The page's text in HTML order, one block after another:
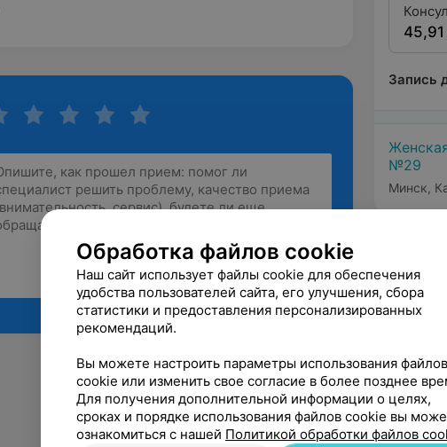
Рекомендую
Запись
№29
Минск,
Обработка файлов cookie
Наш сайт использует файлы cookie для обеспечения
удобства пользователей сайта, его улучшения, сбора
статистики и предоставления персонализированных
рекомендаций.
Вы можете настроить параметры использования файлов
cookie или изменить свое согласие в более позднее
Для получения дополнительной информации о целях,
сроках и порядке использования файлов cookie вы
ознакомиться с нашей Политикой обработки файлов